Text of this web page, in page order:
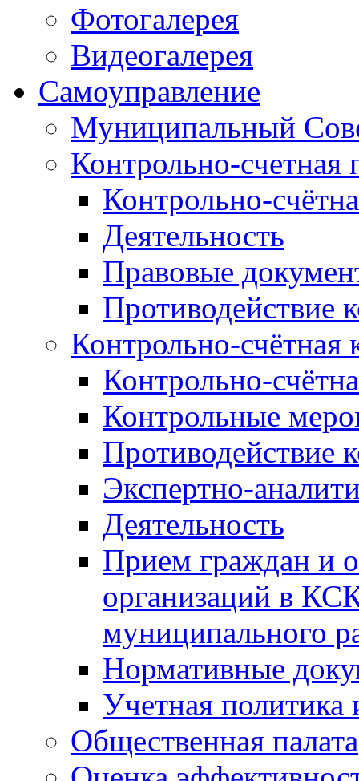
Фотогалерея
Видеогалерея
Самоуправление
Муниципальный
Контрольно-счетная
Контрольно-
Деятельность
Правовые
Противодействие
Контрольно-счётная
Контрольно-
Контрольные
Противодействие
Экспертно-
Деятельность
Прием граждан и
организаций в
муниципального
Нормативные
Учетная политика
Общественная палата